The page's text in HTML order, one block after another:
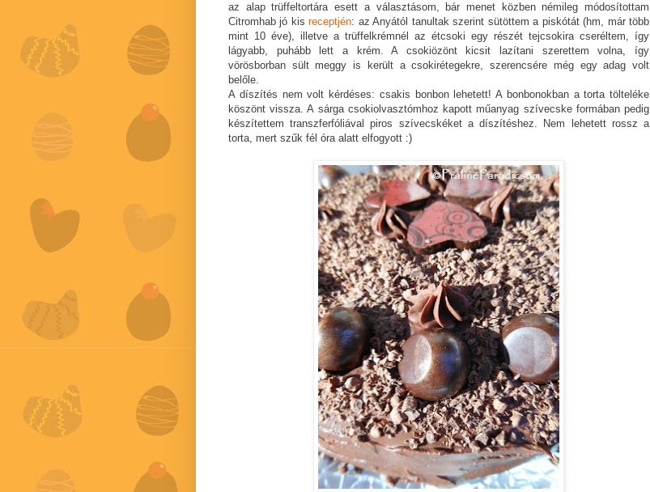
az alap trüffeltortára esett a választásom, bár menet közben némileg módosítottam
Citromhab jó kisreceptjén: az Anyától tanultak szerint sütöttem a piskótát (hm, már több
mint 10 éve), illetve a trüffelkrémnél az étcsoki egy részét tejcsokira cseréltem, így
lágyabb, puhább lett a krém. A csokiözönt kicsit lazítani szerettem volna, így
vörösborban sült meggy is került a csokirétegekre, szerencsére még egy adag volt
belőle.
A díszítés nem volt kérdéses: csakis bonbon lehetett! A bonbonokban a torta tölteléke
köszönt vissza. A sárga csokiolvasztómhoz kapott műanyag szívecske formában pedig
készítettem transzferfóliával piros szívecskéket a díszítéshez. Nem lehetett rossz a
torta, mert szűk fél óra alatt elfogyott :)